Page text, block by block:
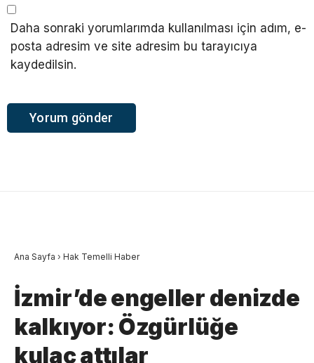
Daha sonraki yorumlarımda kullanılması için adım, e-
posta adresim ve site adresim bu tarayıcıya
kaydedilsin.
Ana Sayfa › Hak Temelli Haber
İzmir’de engeller denizde
kalkıyor: Özgürlüğe
kulaç attılar